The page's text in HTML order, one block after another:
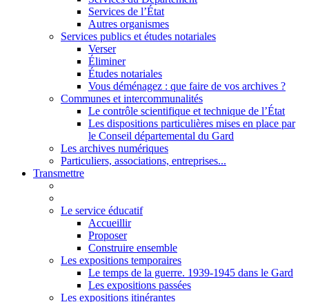
Services de l’État
Autres organismes
Services publics et études notariales
Verser
Éliminer
Études notariales
Vous déménagez : que faire de vos archives ?
Communes et intercommunalités
Le contrôle scientifique et technique de l’État
Les dispositions particulières mises en place par
le Conseil départemental du Gard
Les archives numériques
Particuliers, associations, entreprises...
Transmettre
Le service éducatif
Accueillir
Proposer
Construire ensemble
Les expositions temporaires
Le temps de la guerre. 1939-1945 dans le Gard
Les expositions passées
Les expositions itinérantes